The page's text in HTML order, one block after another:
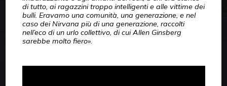
di tutto, ai ragazzini troppo intelligenti e alle vittime dei
bulli. Eravamo una comunità, una generazione, e nel
caso dei Nirvana più di una generazione, raccolti
nell’eco di un urlo collettivo, di cui Allen Ginsberg
sarebbe molto fiero».